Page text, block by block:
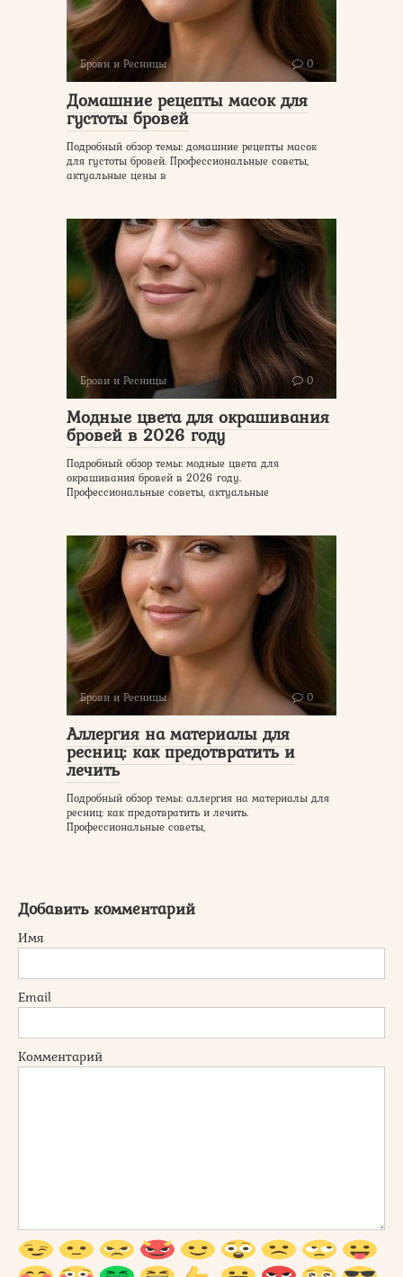
Брови и Ресницы 0
Домашние рецепты масок для
густоты бровей
Подробный обзор темы: домашние рецепты масок
для густоты бровей. Профессиональные советы,
актуальные цены в
Брови и Ресницы 0
Модные цвета для окрашивания
бровей в 2026 году
Подробный обзор темы: модные цвета для
окрашивания бровей в 2026 году.
Профессиональные советы, актуальные
Брови и Ресницы 0
Аллергия на материалы для
ресниц: как предотвратить и
лечить
Подробный обзор темы: аллергия на материалы для
ресниц: как предотвратить и лечить.
Профессиональные советы,
Добавить комментарий
Имя
Email
Комментарий